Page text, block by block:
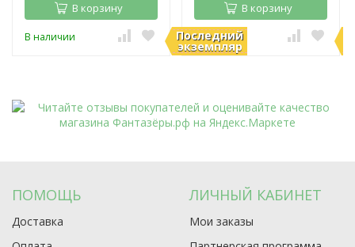
В корзину
В наличии Последний
экземпляр
В корзину
В наличии
ПОМОЩЬ
Доставка
ЛИЧНЫЙ КАБИНЕТ
Мои заказы